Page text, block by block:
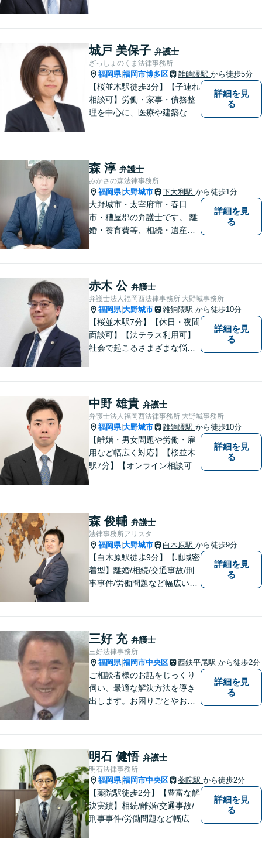
城戸 美保子 弁護士
ざっしょのくま法律事務所
福岡県|福岡市博多区 雑餉隈駅 から徒歩5分
【桜並木駅徒歩3分】【子連れ
相談可】労働・家事・債務整
理を中心に、医療や建築など
も、早めにお越しいただい
て、一緒に解決を目指しまし
ょう。
詳細を見
る
森 淳 弁護士
みかさの森法律事務所
福岡県|大野城市 下大利駅 から徒歩1分
大野城市・太宰府市・春日
市・糟屋郡の弁護士です。 離
婚・養育費等、相続・遺産分
料相談あり。出張相談あり。
２０時まで営業。福岡県全域
と周辺対応。
詳細を見
る
赤木 公 弁護士
弁護士法人福岡西法律事務所 大野城事務所
福岡県|大野城市 雑餉隈駅 から徒歩10分
【桜並木駅7分】【休日・夜間
面談可】【法テラス利用可】
社会で起こるさまざまな悩み
す。 困りごとやご相談があり
ましたら、どうぞお気軽にお
声がけください。
詳細を見
る
中野 雄貴 弁護士
弁護士法人福岡西法律事務所 大野城事務所
福岡県|大野城市 雑餉隈駅 から徒歩10分
【離婚・男女問題や労働・雇
用など幅広く対応】【桜並木
駅7分】【オンライン相談可
上で、最適な解決策を共に考
えます。
詳細を見
る
森 俊輔 弁護士
法律事務所アリスタ
福岡県|大野城市 白木原駅 から徒歩9分
【白木原駅徒歩9分】【地域密
着型】離婚/相続/交通事故/刑
事事件/労働問題など幅広い事
せたオーダーメイド対応を心
がけています。
詳細を見
る
三好 充 弁護士
三好法律事務所
福岡県|福岡市中央区 西鉄平尾駅 から徒歩2分
ご相談者様のお話をじっくり
伺い、最適な解決方法を導き
出します。お困りごとやお悩
詳細を見
る
明石 健悟 弁護士
明石法律事務所
福岡県|福岡市中央区 薬院駅 から徒歩2分
【薬院駅徒歩2分】【豊富な解
決実績】相続/離婚/交通事故/
刑事事件/労働問題など幅広い
詳細を見
る